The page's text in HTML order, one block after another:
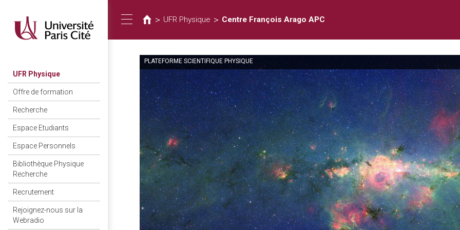
UFR Physique
Offre de formation
Recherche
Espace Etudiants
Espace Personnels
Bibliothèque Physique
Recherche
Recrutement
Rejoignez-nous sur la
Webradio
Toggle
navigation
在
這
> UFR Physique > Centre François Arago APC
PLATEFORME SCIENTIFIQUE PHYSIQUE